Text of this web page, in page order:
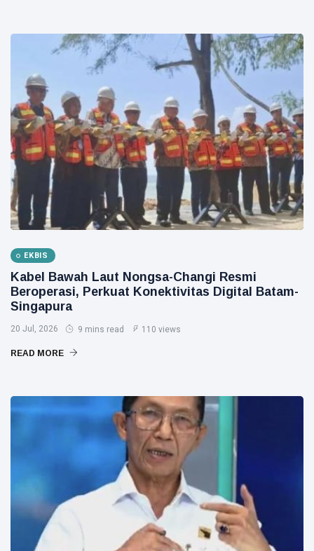
EKBIS
Kabel Bawah Laut Nongsa-Changi Resmi
Beroperasi, Perkuat Konektivitas Digital Batam-
Singapura
20 Jul, 2026 9 mins read 110 views
READ MORE